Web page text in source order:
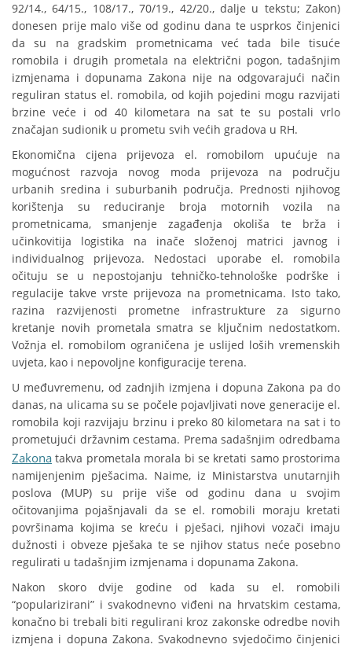
92/14., 64/15., 108/17., 70/19., 42/20., dalje u tekstu; Zakon)
donesen prije malo više od godinu dana te usprkos činjenici
da su na gradskim prometnicama već tada bile tisuće
romobila i drugih prometala na električni pogon, tadašnjim
izmjenama i dopunama Zakona nije na odgovarajući način
reguliran status el. romobila, od kojih pojedini mogu razvijati
brzine veće i od 40 kilometara na sat te su postali vrlo
značajan sudionik u prometu svih većih gradova u RH.
Ekonomična cijena prijevoza el. romobilom upućuje na
mogućnost razvoja novog moda prijevoza na području
urbanih sredina i suburbanih područja. Prednosti njihovog
korištenja su reduciranje broja motornih vozila na
prometnicama, smanjenje zagađenja okoliša te brža i
učinkovitija logistika na inače složenoj matrici javnog i
individualnog prijevoza. Nedostaci uporabe el. romobila
očituju se u nepostojanju tehničko-tehnološke podrške i
regulacije takve vrste prijevoza na prometnicama. Isto tako,
razina razvijenosti prometne infrastrukture za sigurno
kretanje novih prometala smatra se ključnim nedostatkom.
Vožnja el. romobilom ograničena je uslijed loših vremenskih
uvjeta, kao i nepovoljne konfiguracije terena.
U međuvremenu, od zadnjih izmjena i dopuna Zakona pa do
danas, na ulicama su se počele pojavljivati nove generacije el.
romobila koji razvijaju brzinu i preko 80 kilometara na sat i to
prometujući državnim cestama. Prema sadašnjim odredbama
Zakona takva prometala morala bi se kretati samo prostorima
namijenjenim pješacima. Naime, iz Ministarstva unutarnjih
poslova (MUP) su prije više od godinu dana u svojim
očitovanjima pojašnjavali da se el. romobili moraju kretati
površinama kojima se kreću i pješaci, njihovi vozači imaju
dužnosti i obveze pješaka te se njihov status neće posebno
regulirati u tadašnjim izmjenama i dopunama Zakona.
Nakon skoro dvije godine od kada su el. romobili
“popularizirani” i svakodnevno viđeni na hrvatskim cestama,
konačno bi trebali biti regulirani kroz zakonske odredbe novih
izmjena i dopuna Zakona. Svakodnevno svjedočimo činjenici